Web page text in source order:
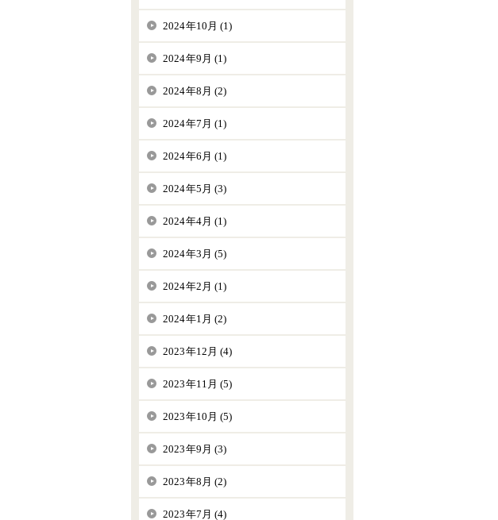
2024年10月 (1)
2024年9月 (1)
2024年8月 (2)
2024年7月 (1)
2024年6月 (1)
2024年5月 (3)
2024年4月 (1)
2024年3月 (5)
2024年2月 (1)
2024年1月 (2)
2023年12月 (4)
2023年11月 (5)
2023年10月 (5)
2023年9月 (3)
2023年8月 (2)
2023年7月 (4)